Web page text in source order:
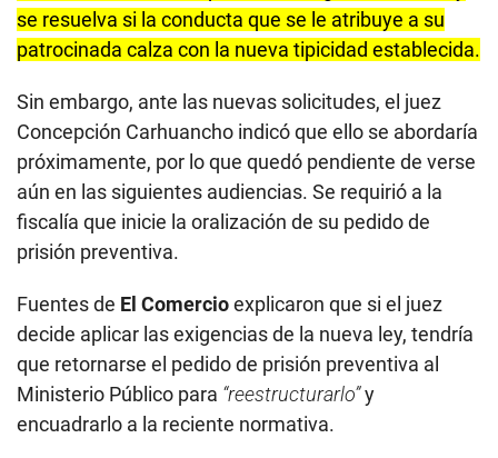
se resuelva si la conducta que se le atribuye a su
patrocinada calza con la nueva tipicidad establecida.
Sin embargo, ante las nuevas solicitudes, el juez
Concepción Carhuancho indicó que ello se abordaría
próximamente, por lo que quedó pendiente de verse
aún en las siguientes audiencias. Se requirió a la
fiscalía que inicie la oralización de su pedido de
prisión preventiva.
Fuentes de El Comercioexplicaron que si el juez
decide aplicar las exigencias de la nueva ley, tendría
que retornarse el pedido de prisión preventiva al
Ministerio Público para “reestructurarlo”y
encuadrarlo a la reciente normativa.